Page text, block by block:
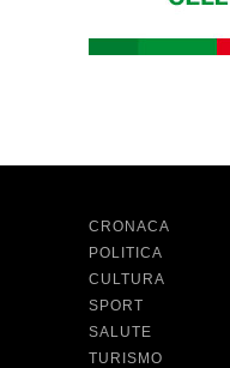
CRONACA
POLITICA
CULTURA
SPORT
SALUTE
TURISMO